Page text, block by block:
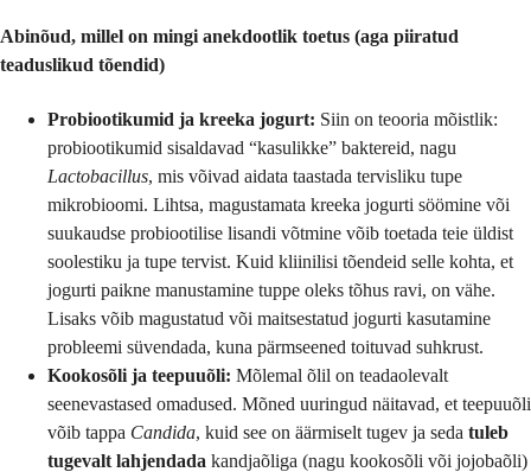
Abinõud, millel on mingi anekdootlik toetus (aga piiratud
teaduslikud tõendid)
Probiootikumid ja kreeka jogurt: Siin on teooria mõistlik:
probiootikumid sisaldavad “kasulikke” baktereid, nagu
Lactobacillus, mis võivad aidata taastada tervisliku tupe
mikrobioomi. Lihtsa, magustamata kreeka jogurti söömine või
suukaudse probiootilise lisandi võtmine võib toetada teie üldist
soolestiku ja tupe tervist. Kuid kliinilisi tõendeid selle kohta, et
jogurti paikne manustamine tuppe oleks tõhus ravi, on vähe.
Lisaks võib magustatud või maitsestatud jogurti kasutamine
probleemi süvendada, kuna pärmseened toituvad suhkrust.
Kookosõli ja teepuuõli: Mõlemal õlil on teadaolevalt
seenevastased omadused. Mõned uuringud näitavad, et teepuuõli
võib tappa Candida, kuid see on äärmiselt tugev ja seda tuleb
tugevalt lahjendada kandjaõliga (nagu kookosõli või jojobaõli)